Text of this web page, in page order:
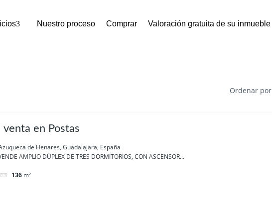
Nuestro proceso Comprar Valoración gratuita de su inmueble
Ordenar por
en Postas
de Henares, Guadalajara, España
AMPLIO DÚPLEX DE TRES DORMITORIOS, CON ASCENSOR...
136 m²